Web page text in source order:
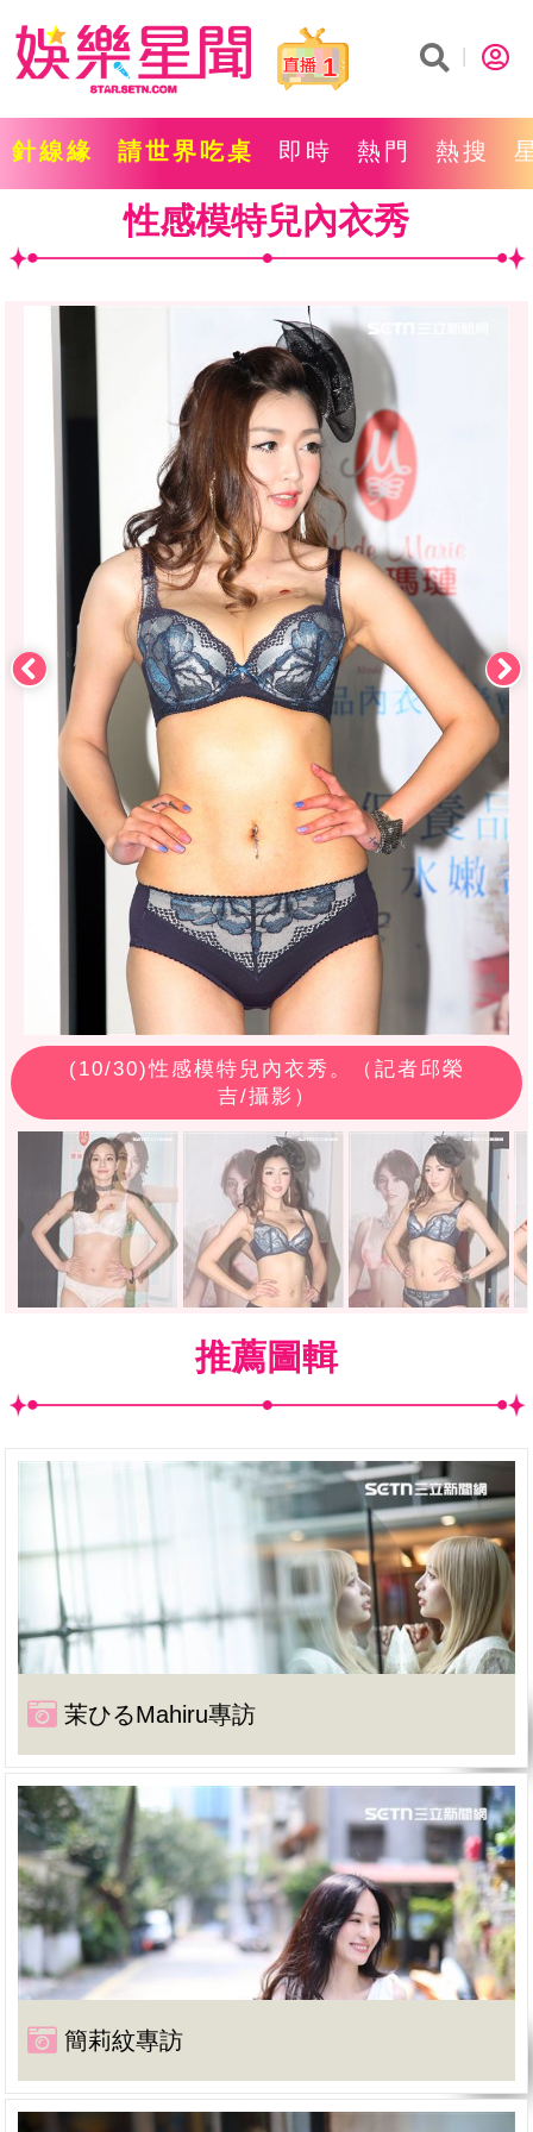
1
針線緣 請世界吃桌 即時 熱門 熱搜
性感模特兒內衣秀
(10/30)性感模特兒內衣秀。（記者邱榮
吉/攝影）
推薦圖輯
茉ひるMahiru專訪
簡莉紋專訪